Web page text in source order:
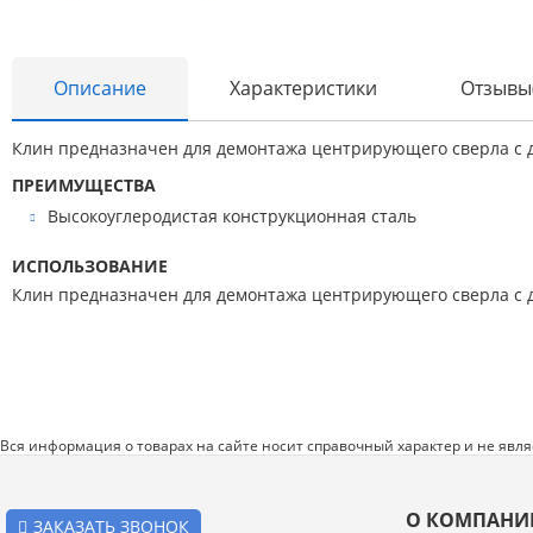
Электроинструмент
Клининг
Оборудование
Пневмоинструмент
Расходные материалы
Спецодежда и СИЗ
Описание Характеристики
Клин предназначен для демонтажа центрирующего сверла с
ПРЕИМУЩЕСТВА
Высокоуглеродистая конструкционная сталь
ИСПОЛЬЗОВАНИЕ
Клин предназначен для демонтажа центрирующего сверла с
Вся информация о товарах на сайте носит справочный характер и не
ЗАКАЗАТЬ ЗВОНОК О